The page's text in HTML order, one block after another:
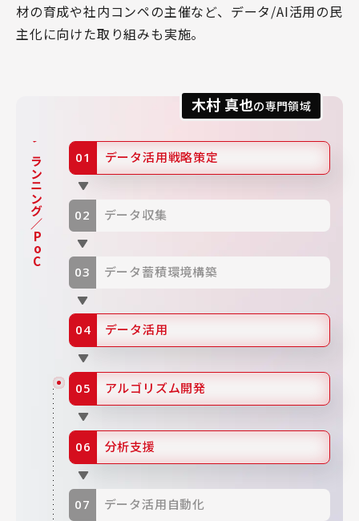
材の育成や社内コンペの主催など、データ/AI活用の民
主化に向けた取り組みも実施。
木村 真也の専門領域
プランニング／PoC データ活用戦略策定
データ収集
データ蓄積環境構築
データ活用
アルゴリズム開発
分析支援
データ活用自動化